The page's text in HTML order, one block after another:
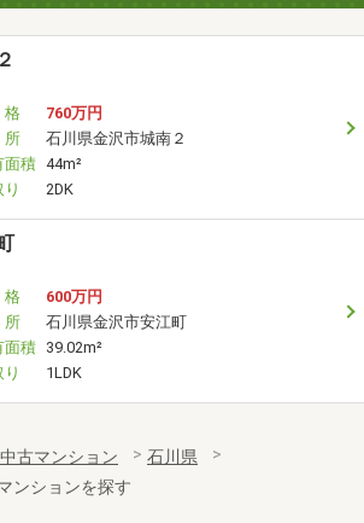
760万円
石川県金沢市城南２
面積 44m²
り
2DK
600万円
石川県金沢市安江町
面積 39.02m²
り
1LDK
中古マンション
石川県
ンションを探す